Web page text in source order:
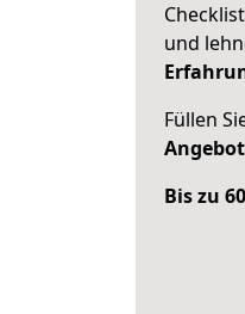
und
Füllen
Bis zu